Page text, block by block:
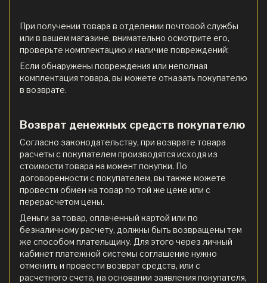
При получении товара в отделении почтовой службы
или в вашем магазине, внимательно осмотрите его,
проверьте комплектацию и наличие повреждений:
Если обнаружены повреждения или неполная
комплектация товара, вы можете отказать покупателю
в возврате.
Возврат денежных средств покупателю
Согласно законодательству, при возврате товара
расчеты с покупателем производятся исходя из
стоимости товара на момент покупки. По
договоренности с покупателем, вы также можете
провести обмен на товар по той же цене или с
перерасчетом цены.
Деньги за товар, оплаченный картой или по
безналичному расчету, должны быть возвращены тем
же способом плательщику. Для этого через личный
кабинет платежной системы соглашение нужно
отменить и провести возврат средств, или с
расчетного счета, на основании заявления покупателя,